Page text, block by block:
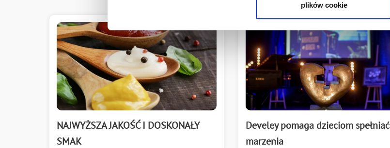
plików cookie
NAJWYŻSZA JAKOŚĆ I DOSKONAŁY
SMAK
Develey pomaga dzieciom spełniać
marzenia